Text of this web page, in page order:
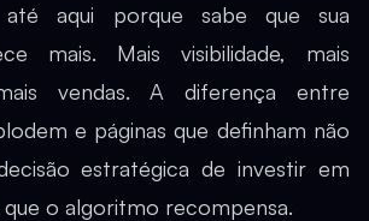
aqui porque sabe que sua
mais. Mais visibilidade, mais
vendas. A diferença entre
e páginas que definham não
estratégica de investir em
que o algoritmo recompensa.